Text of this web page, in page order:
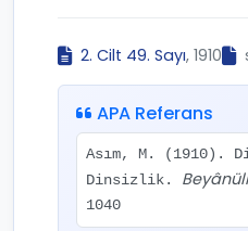
2. Cilt 49. Sayı, 1910
APA Referans
Asım, M. (1910).
Dinsizlik.
1040